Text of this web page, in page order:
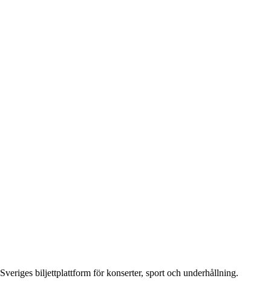
Sveriges biljettplattform för konserter, sport och underhållning.